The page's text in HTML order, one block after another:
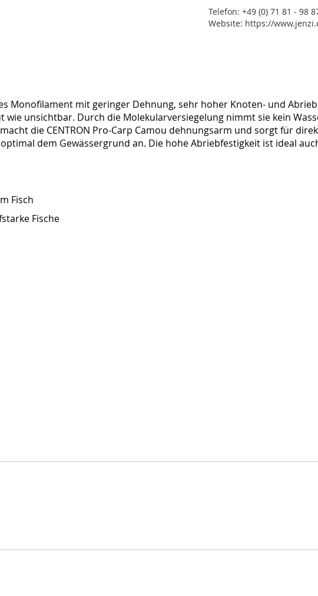
Telefon: +49 (0) 71 81 - 98
Website: https://
Monofilament mit geringer Dehnung, sehr hoher Knoten- und
unsichtbar. Durch die Molekularversiegelung nimmt sie kein
die CENTRON Pro-Carp Camou dehnungsarm und sorgt für
dem Gewässergrund an. Die hohe Abriebfestigkeit ist ideal
Fisch
Fische